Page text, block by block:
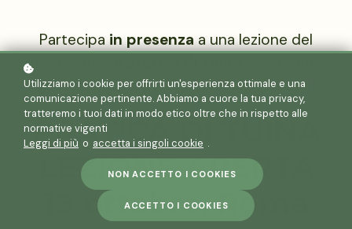
Partecipain presenzaa una lezione del
primo anno di
gratuitada non perdere!Posti limitati!
PRATICA DI TUINA
LEZIONE APERTA
19 ottobre, Roma
Utilizziamo i cookie per offrirti un'esperienza ottimale e una
comunicazione pertinente. Abbiamo a cuore la tua privacy,
tratteremo i tuoi dati in modo etico oltre che in rispetto alle
normative vigenti
Leggi di più o accetta i singoli cookie .
NON ACCETTO I COOKIES
ACCETTO I COOKIES